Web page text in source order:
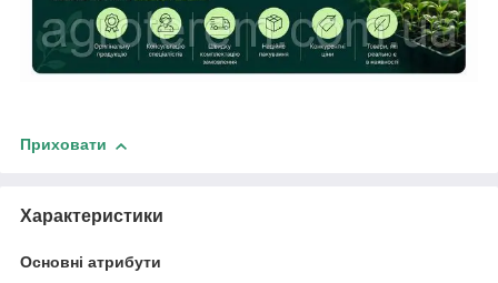
Приховати
Характеристики
Основні атрибути